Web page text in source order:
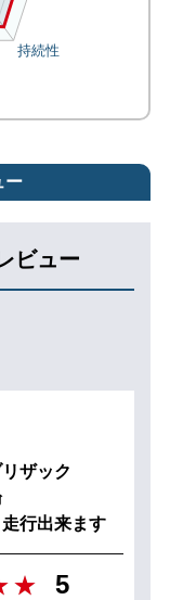
ー
ビュー
ザック
行出来ます
5